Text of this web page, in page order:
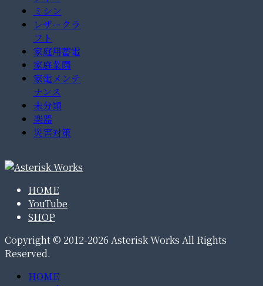
ミシン
レザークラ
フト
家庭用蓄電
家庭菜園
家電メンテ
ナンス
未分類
楽器
災害対策
HOME
YouTube
SHOP
Copyright © 2012-2026 Asterisk Works All Rights
Reserved.
HOME